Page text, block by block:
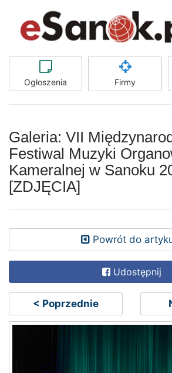
Ogłoszenia Firmy
Galeria: VII
Festiwal Muzyki
Kameralnej w Sanoku
[ZDJĘCIA]
Powrót do
Udostępnij
< Poprzednie